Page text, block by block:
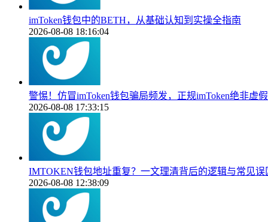
imToken钱包中的BETH，从基础认知到实操全指南
2026-08-08 18:16:04
警惕！仿冒imToken钱包骗局频发，正规imToken绝非虚假
2026-08-08 17:33:15
IMTOKEN钱包地址重复？一文理清背后的逻辑与常见误
2026-08-08 12:38:09